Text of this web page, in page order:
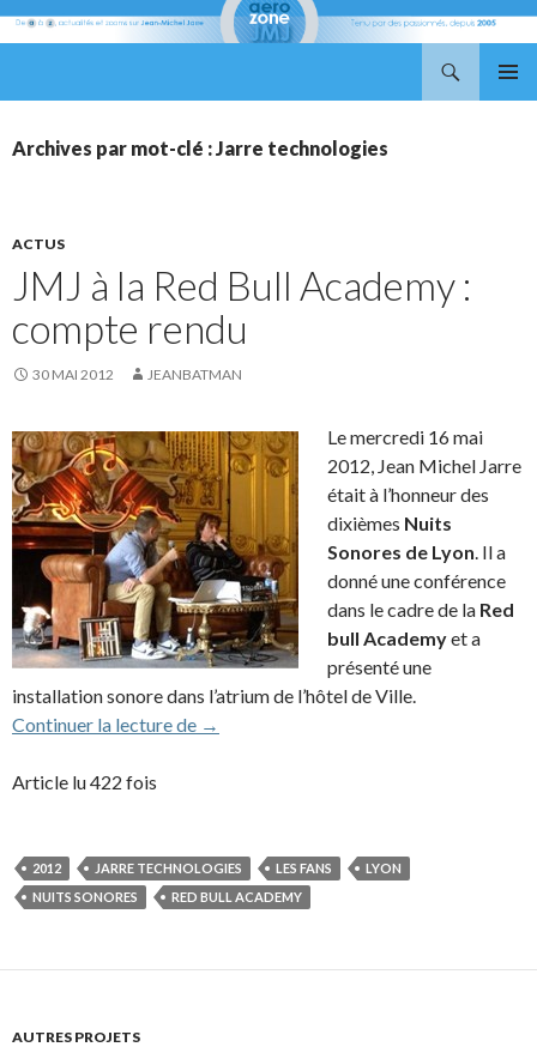
CONTENU
Archives par mot-clé : Jarre technologies
ACTUS
JMJ à la Red Bull Academy :
compte rendu
30 MAI 2012 JEANBATMAN
Le mercredi 16 mai
2012, Jean Michel Jarre
était à l’honneur des
dixièmes Nuits
Sonores de Lyon. Il a
donné une conférence
dans le cadre de la Red
bull Academyet a
présenté une
installation sonore dans l’atrium de l’hôtel de Ville.
Continuer la lecture de JMJ à la Red Bull Academy : compte
→
Article lu 422 fois
2012 JARRE TECHNOLOGIES LES FANS
LYON
NUITS SONORES
RED BULL ACADEMY
AUTRES PROJETS